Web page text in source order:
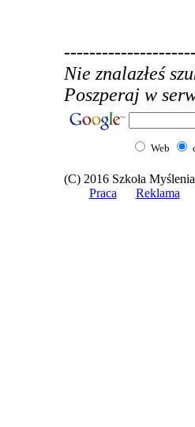
Nie znalazłeś
Poszperaj w
Web
(C) 2016 Szkoła
Praca
Reklama